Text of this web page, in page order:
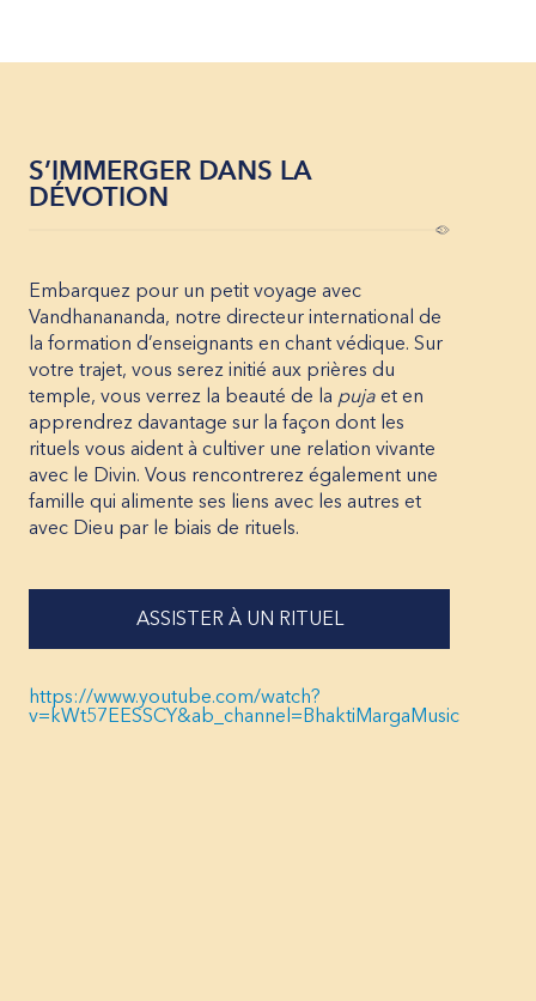
S’IMMERGER DANS LA
DÉVOTION
Embarquez pour un petit voyage avec
Vandhanananda, notre directeur international de
la formation d’enseignants en chant védique. Sur
votre trajet, vous serez initié aux prières du
temple, vous verrez la beauté de la puja et en
apprendrez davantage sur la façon dont les
rituels vous aident à cultiver une relation vivante
avec le Divin. Vous rencontrerez également une
famille qui alimente ses liens avec les autres et
avec Dieu par le biais de rituels.
ASSISTER À UN RITUEL
https://www.youtube.com/watch?
v=kWt57EESSCY&ab_channel=BhaktiMargaMusic